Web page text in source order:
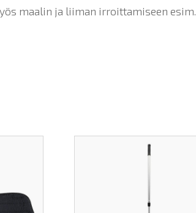
maalin ja liiman irroittamiseen